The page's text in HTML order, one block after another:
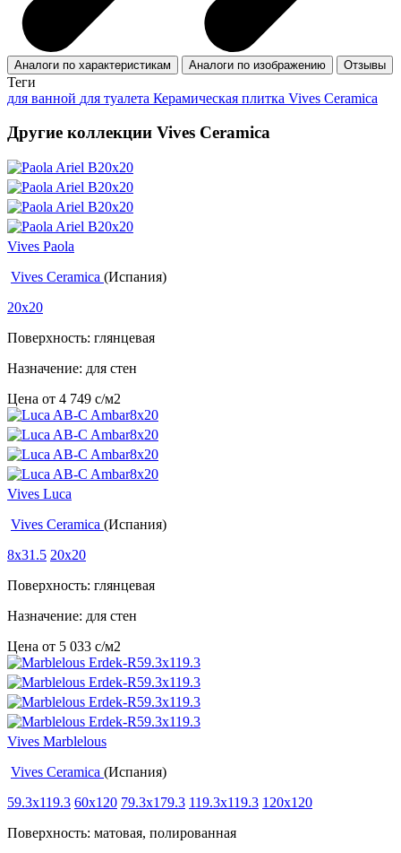
Аналоги по характеристикам Аналоги по изображению Отзывы
Теги
для ванной для туалета Керамическая плитка Vives Ceramica
Другие коллекции Vives Ceramica
Vives Paola
Vives Ceramica (Испания)
20x20
Поверхность: глянцевая
Назначение: для стен
Цена от 4 749 c/м2
Vives Luca
Vives Ceramica (Испания)
8x31.5 20x20
Поверхность: глянцевая
Назначение: для стен
Цена от 5 033 c/м2
Vives Marblelous
Vives Ceramica (Испания)
59.3x119.3 60x120 79.3x179.3 119.3x119.3 120x120
Поверхность: матовая, полированная